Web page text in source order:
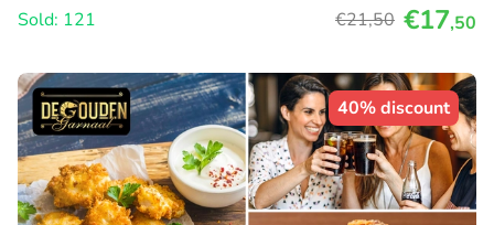
Sold: 121
€21,50 €17,50
40% discount